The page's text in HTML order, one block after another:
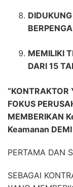
MEMILIKI
DARI 15
“KONTRAKTOR
FOKUS
MEMBERIKAN
Keamanan
PERTAMA DAN
SEBAGAI